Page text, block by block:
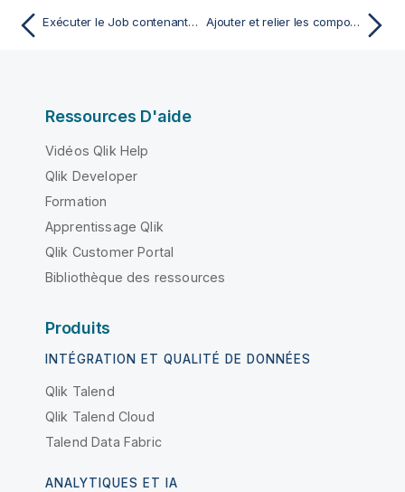
Exécuter le Job contenant un payload du tHMap Ajouter et relier les composants
Ressources D'aide
Vidéos Qlik Help
Qlik Developer
Formation
Apprentissage Qlik
Qlik Customer Portal
Bibliothèque des ressources
Produits
INTÉGRATION ET QUALITÉ DE DONNÉES
Qlik Talend
Qlik Talend Cloud
Talend Data Fabric
ANALYTIQUES ET IA